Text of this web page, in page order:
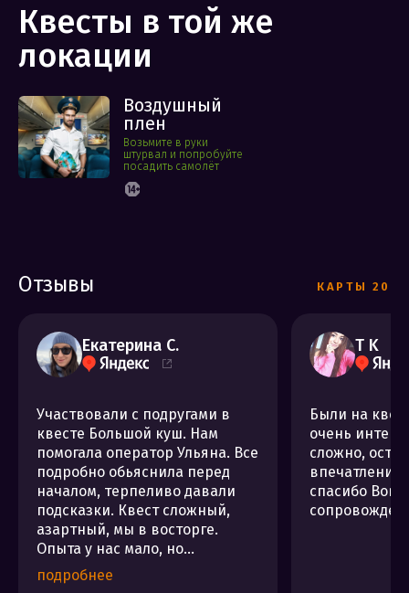
Квесты в той же
локации
Воздушный
плен
Возьмите в руки
штурвал и попробуйте
посадить самолёт
Отзывы КАРТЫ 20
Екатерина С.
Участвовали с подругами в
квесте Большой куш. Нам
помогала оператор Ульяна. Все
подробно обьяснила перед
началом, терпеливо давали
подсказки. Квест сложный,
азартный, мы в восторге.
Опыта у нас мало, но...
подробнее
T K
Были на
очень
сложно,
спасибо